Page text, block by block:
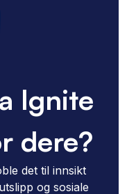
Ignite
dere?
det til innsikt
og sosiale